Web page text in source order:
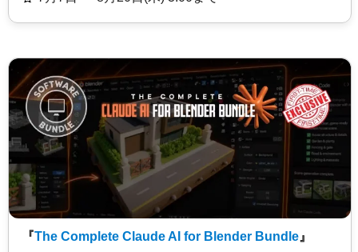
『The Complete Claude AI for Blender Bundle 』